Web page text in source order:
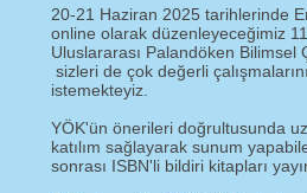
20-21 Haziran 2025 tarihlerinde
online olarak düzenleyeceğimiz
Uluslararası Palandöken Bilimsel
sizleri de çok değerli
istemekteyiz.
YÖK'ün önerileri doğrultusunda
katılım sağlayarak sunum
sonrası ISBN'li bildiri kitapları